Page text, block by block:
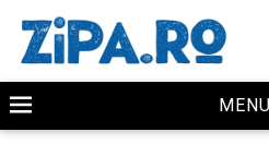
MENU